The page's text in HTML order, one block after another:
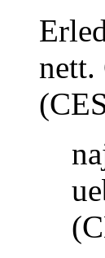
nett.